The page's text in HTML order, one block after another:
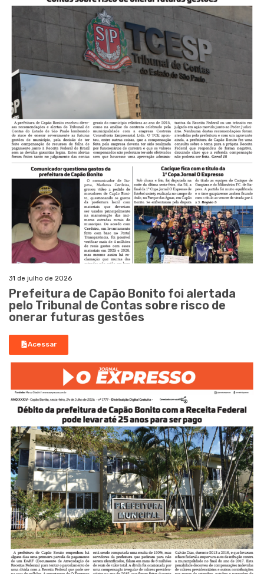
31 de julho de 2026
Prefeitura de Capão Bonito foi alertada
pelo Tribunal de Contas sobre risco de
onerar futuras gestões
Acessar